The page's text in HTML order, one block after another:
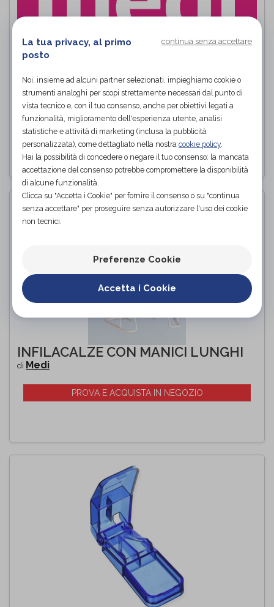
GUANTO IN GOMMA INFILACALZE
Medi
PROVA E ACQUISTA IN NEGOZIO
INFILACALZE CON MANICI LUNGHI
di Medi
PROVA E ACQUISTA IN NEGOZIO
La tua privacy, al primo
posto
continua senza accettare
Noi, insieme ad alcuni partner selezionati, impieghiamo cookie o
strumenti analoghi per scopi strettamente necessari dal punto di
vista tecnico e, con il tuo consenso, anche per obiettivi legati a
funzionalità, miglioramento dell'esperienza utente, analisi
statistiche e attività di marketing (inclusa la pubblicità
personalizzata), come dettagliato nella nostra cookie policy.
Hai la possibilità di concedere o negare il tuo consenso: la mancata
accettazione del consenso potrebbe compromettere la disponibilità
di alcune funzionalità.
Clicca su "Accetta i Cookie" per fornire il consenso o su "continua
senza accettare" per proseguire senza autorizzare l'uso dei cookie
non tecnici.
Preferenze Cookie
Accetta i Cookie